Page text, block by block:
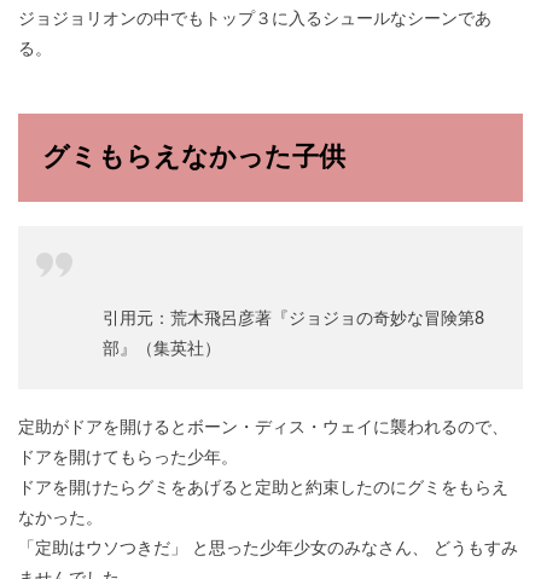
ジョジョリオンの中でもトップ３に入るシュールなシーンであ
る。
グミもらえなかった子供
引用元：荒木飛呂彦著『ジョジョの奇妙な冒険第8
部』（集英社）
定助がドアを開けるとボーン・ディス・ウェイに襲われるので、
ドアを開けてもらった少年。
ドアを開けたらグミをあげると定助と約束したのにグミをもらえ
なかった。
「定助はウソつきだ」 と思った少年少女のみなさん、 どうもすみ